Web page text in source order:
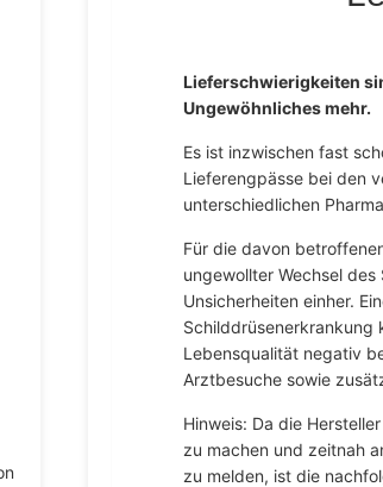
Lieferschwierigkeiten
Ungewöhnliches mehr.
Es ist inzwischen fast
Lieferengpässe bei den
unterschiedlichen
Für die davon
ungewollter Wechsel
Unsicherheiten einher.
Schilddrüsenerkrankung
Lebensqualität negativ
Arztbesuche sowie
Hinweis: Da die
zu machen und zeitnah
zu melden, ist die